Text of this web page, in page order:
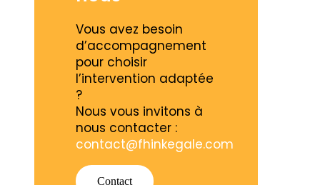
Vous avez besoin
d’accompagnement
pour choisir
l’intervention adaptée
?
Nous vous invitons à
nous contacter :
contact@fhinkegale.com
Contact